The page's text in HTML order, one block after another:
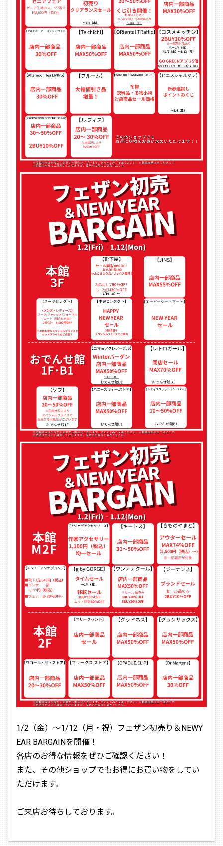
1/2（金）〜1/12（月・祝）フェザン初売り＆NEWY
EAR BARGAINを開催！
各店のお得な情報をぜひご確認ください！
また、その他ショップでもお得にお買い物をしてい
ただけます。
ご来店お待ちしております。